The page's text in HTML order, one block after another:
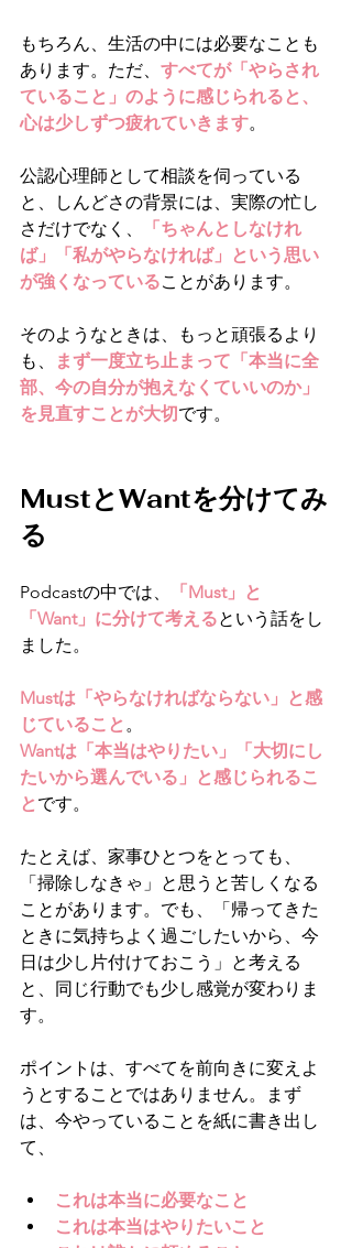
もちろん、生活の中には必要なことも
あります。ただ、 すべてが「やらされ
ていること」のように感じられると、
心は少しずつ疲れていきます。
公認心理師として相談を伺っている
と、しんどさの背景には、実際の忙し
さだけでなく、
「ちゃんとしなけれ
ば」「私がやらなければ」という思い
が強くなっていることがあります。
そのようなときは、もっと頑張るより
も、
まず一度立ち止まって「本当に全
部、今の自分が抱えなくていいのか」
を見直すことが大切 です。
MustとWantを分けてみ
る
Podcastの中では、
「Must」と
「Want」に分けて考えるという話をし
ました。
Mustは「やらなければならない」と感
じていること 。
Wantは「本当はやりたい」「大切にし
たいから選んでいる」と感じられるこ
と です。
たとえば、家事ひとつをとっても、
「掃除しなきゃ」と思うと苦しくなる
ことがあります。でも、「帰ってきた
ときに気持ちよく過ごしたいから、今
日は少し片付けておこう」と考える
と、同じ行動でも少し感覚が変わりま
す。
ポイントは、すべてを前向きに変えよ
うとすることではありません。まず
は、今やっていることを紙に書き出し
て、
これは本当に必要なこと
これは本当はやりたいこと